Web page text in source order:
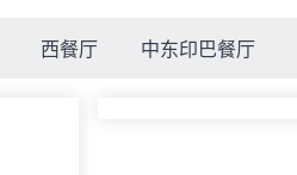
西餐厅 中东印巴餐厅